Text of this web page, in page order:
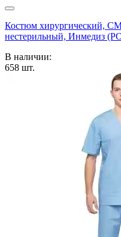
Костюм хирургический,
нестерильный, Инмедиз
В наличии:
658 шт.